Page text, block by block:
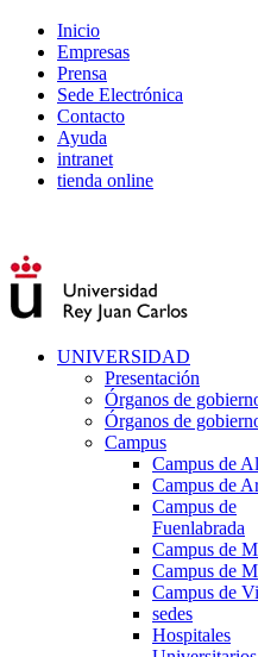
Inicio
Empresas
Prensa
Sede Electrónica
Contacto
Ayuda
intranet
tienda online
UNIVERSIDAD
Presentación
Órganos de
Órganos de
Campus
Campus de
Campus de
Campus de
Fuenlabrada
Campus de
Campus de
Campus de
sedes
Hospitales